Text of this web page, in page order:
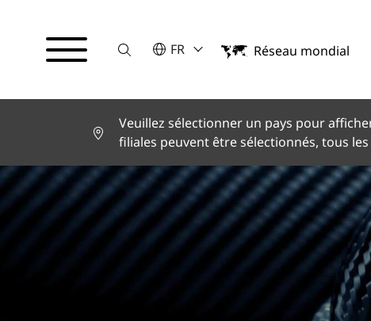
SucheVEUILLEZ SÉLECTIONNER UNE
FR
English
Español
Français
Italiano
Türkçe
日本語
한국어
中文
Réseau mondial
Veuillez sélectionner un pays pour
filiales peuvent être sélectionnés, tous